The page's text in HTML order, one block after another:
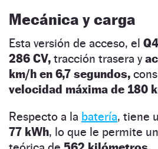
Mecánica y carga
Esta versión de acceso, el
286 CV, tracción trasera y
km/h en 6,7 segundos,
velocidad máxima de 180
Respecto a la batería, tiene
77 kWh, lo que le permite